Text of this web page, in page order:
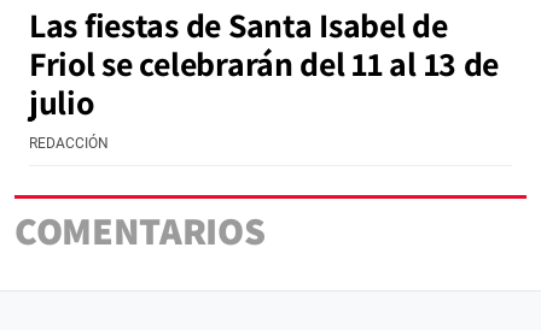
Las fiestas de Santa Isabel de
Friol se celebrarán del 11 al 13 de
julio
REDACCIÓN
COMENTARIOS